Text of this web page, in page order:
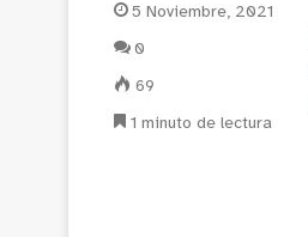
5 Noviembre, 2021
0
69
1 minuto de lectura